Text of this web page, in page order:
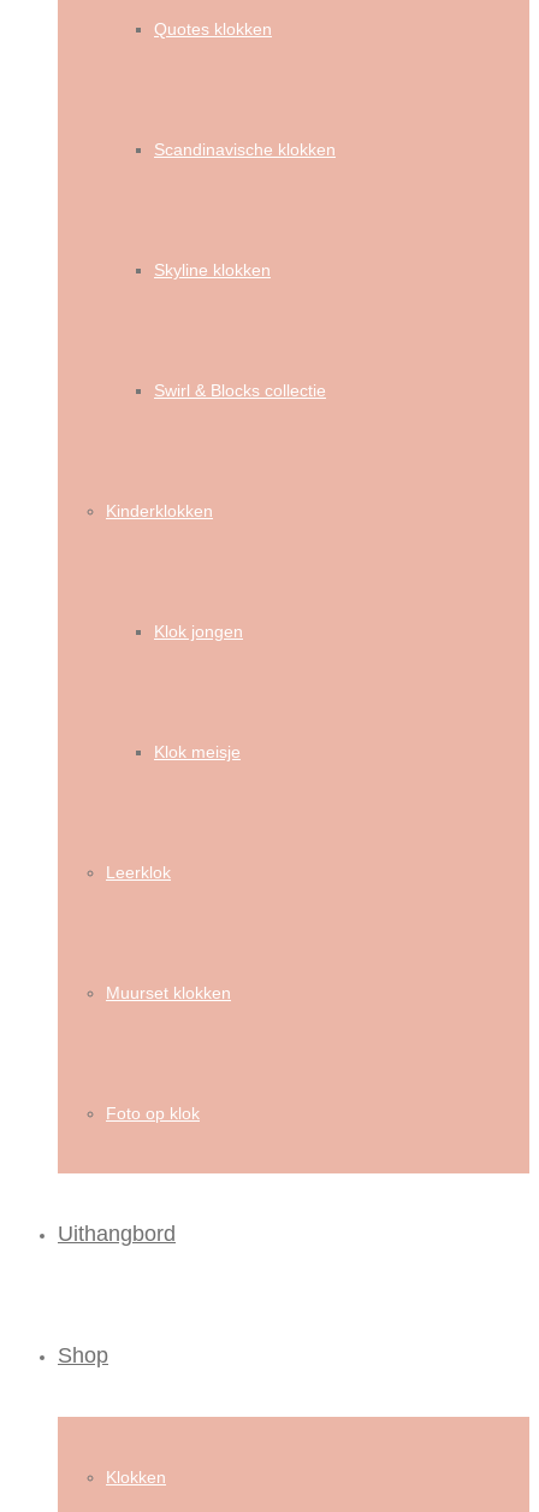
Quotes klokken
Scandinavische klokken
Skyline klokken
Swirl & Blocks collectie
Kinderklokken
Klok jongen
Klok meisje
Leerklok
Muurset klokken
Foto op klok
Uithangbord
Shop
Klokken